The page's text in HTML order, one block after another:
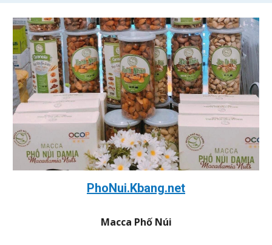
PhoNui.Kbang.net
Macca Phố Núi